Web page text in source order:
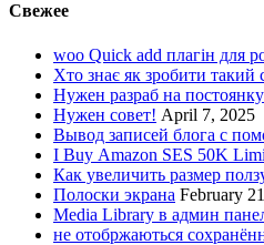
Свежее
woo Quick add плагін для
Хто знає як зробити такий
Нужен разраб на постоянку
Нужен совет! April 7, 2025
Вывод записей блога с
I Buy Amazon SES 50K
Как увеличить размер
Полоски экрана February
Media Library в админ
не отобржаються